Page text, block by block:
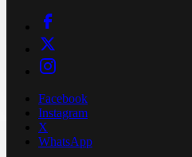
Facebook
Instagram
X
WhatsApp